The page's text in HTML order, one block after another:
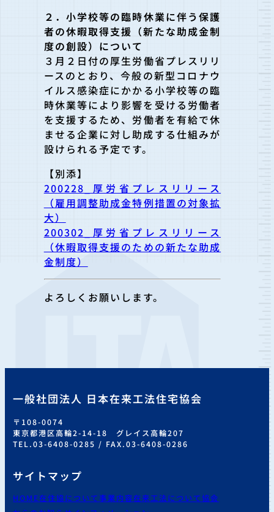
２．小学校等の臨時休業に伴う保護
者の休暇取得支援（新たな助成金制
度の創設）について
３月２日付の厚生労働省プレスリリ
ースのとおり、今般の新型コロ ナウ
イルス感染症にかかる小学校等の臨
時休業等により影響を受ける労働者
を支援するため、労働者を有給で休
ませる企業に対し助成する仕組みが
設けられる予定です。
【別添】
200228_厚労省プレスリリース
（雇用調整助成金特例措置の対象拡
大）
200302_厚労省プレスリリース
（休暇取得支援のための新たな助成
金制度）
よろしくお願いします。
一般社団法人 日本在来工法住宅協会
〒108-0074
東京都港区高輪2-14-18 グレイス高輪207
TEL.03-6408-0285 / FAX.03-6408-0286
サイトマップ
HOME在住協について事業内容在来工法について協会